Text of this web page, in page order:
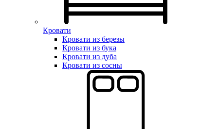
Кровати
Кровати из березы
Кровати из бука
Кровати из дуба
Кровати из сосны